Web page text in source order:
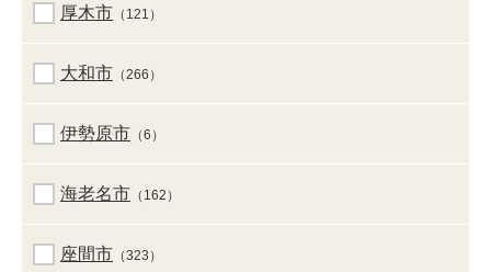
厚木市 （121）
大和市 （266）
伊勢原市 （6）
海老名市 （162）
座間市 （323）